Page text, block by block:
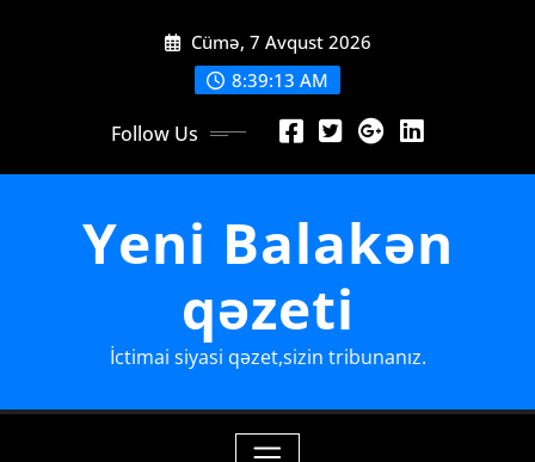
Cümə, 7 Avqust 2026
8:39:14 AM
Follow Us
Yeni Balakən
qəzeti
İctimai siyasi qəzet,sizin tribunanız.